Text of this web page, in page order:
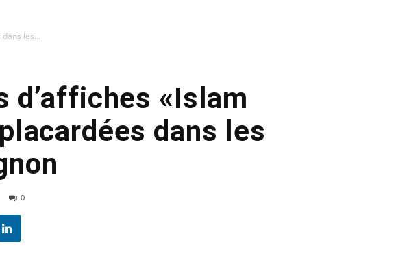
les...
d’affiches «Islam
dans les
0